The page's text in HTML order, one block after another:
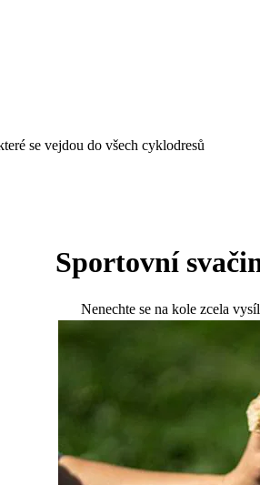
se vejdou do všech cyklodresů
Sportovní
Nenechte se na kole zcela